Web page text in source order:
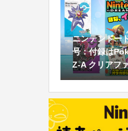
ニンテンドー
号：付録は
Z-A クリアフ